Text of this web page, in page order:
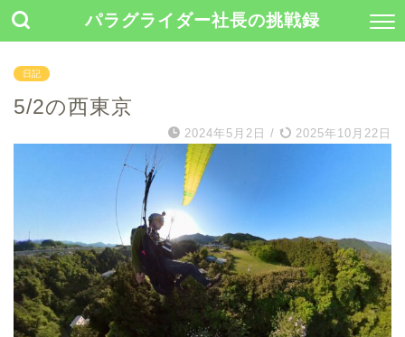
パラグライダー社長の挑戦録
日記
5/2の西東京
2024年5月2日 / 2025年10月22日